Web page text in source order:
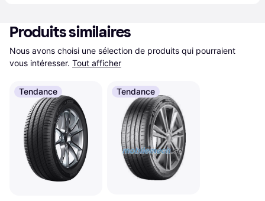
Produits similaires
Nous avons choisi une sélection de produits qui pourraient
vous intéresser. Tout afficher
Tendance Tendance